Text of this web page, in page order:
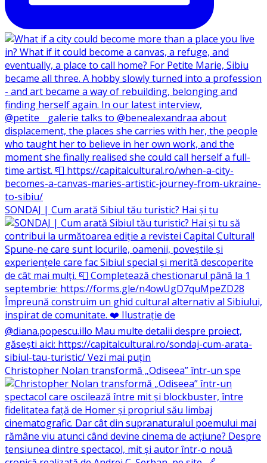
SONDAJ | Cum arată Sibiul tău turistic? Hai și tu
Christopher Nolan transformă „Odiseea” într-un spe